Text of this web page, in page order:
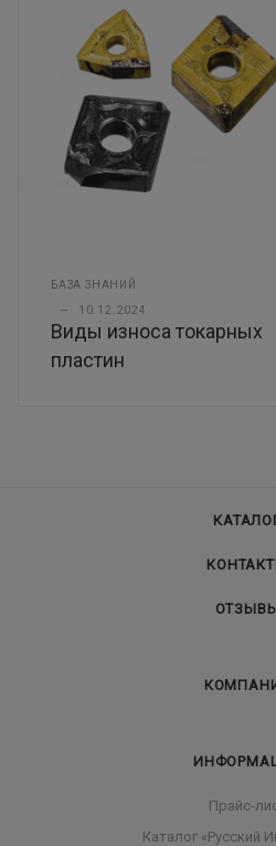
БАЗА ЗНАНИЙ
— 10.12.2024
Виды износа токарных
пластин
Прайс-
Каталог «Русский